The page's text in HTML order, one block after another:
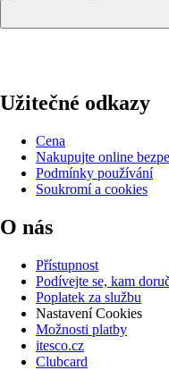
Užitečné odkazy
Cena
Nakupujte online
Podmínky používání
Soukromí a cookies
O nás
Přístupnost
Podívejte se, kam
Poplatek za službu
Nastavení Cookies
Možnosti platby
itesco.cz
Clubcard